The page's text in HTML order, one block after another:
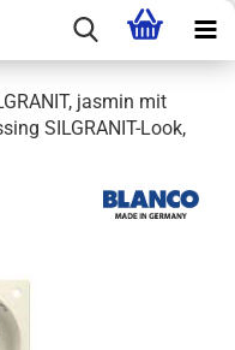
jasmin mit
SILGRANIT-Look,